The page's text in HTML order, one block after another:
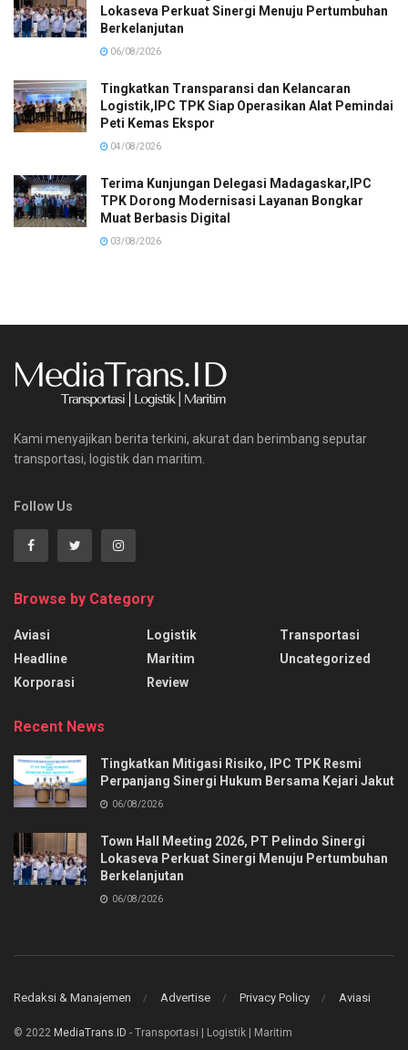
Lokaseva Perkuat Sinergi Menuju Pertumbuhan
Berkelanjutan
06/08/2026
Tingkatkan Transparansi dan Kelancaran
Logistik,IPC TPK Siap Operasikan Alat Pemindai
Peti Kemas Ekspor
04/08/2026
Terima Kunjungan Delegasi Madagaskar,IPC
TPK Dorong Modernisasi Layanan Bongkar
Muat Berbasis Digital
03/08/2026
Kami menyajikan berita terkini, akurat dan berimbang seputar
transportasi, logistik dan maritim.
Follow Us
Browse by Category
Aviasi
Headline
Korporasi
Logistik
Maritim
Review
Transportasi
Uncategorized
Recent News
Tingkatkan Mitigasi Risiko, IPC TPK Resmi
Perpanjang Sinergi Hukum Bersama Kejari Jakut
06/08/2026
Town Hall Meeting 2026, PT Pelindo Sinergi
Lokaseva Perkuat Sinergi Menuju Pertumbuhan
Berkelanjutan
06/08/2026
Redaksi & Manajemen Advertise Privacy Policy Aviasi
© 2022 MediaTrans.ID - Transportasi | Logistik | Maritim